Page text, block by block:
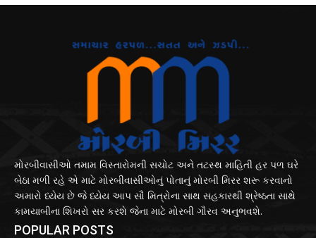
મોરબીવાસીઓ તમામ વિસ્તારોમની સચોટ અને તટસ્થ માહિતી હર પળ ઘરે
બેઠા મળી રહે એ માટે મોરબીવાસીઓનું પોતાનું મોરબી મિરર શરૂ કરવાનો
અમારો ધ્યેય છે જે ધ્યેય આપ સૌ મિત્રોના સાથ સહકારથી શ્રેષ્ઠતા સાથે
કામયાબીના શિખરો સર કરશે જેના માટે મોરબી ગૌરવ અનુભવશે.
POPULAR POSTS